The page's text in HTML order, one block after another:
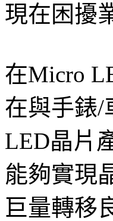
現在困擾
在Micro
在與手錶/
LED晶片
能夠實現
巨量轉移